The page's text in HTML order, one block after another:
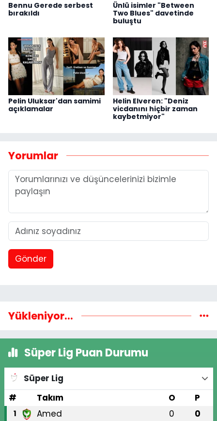
Bennu Gerede serbest
bırakıldı
Ünlü isimler "Between
Two Blues" davetinde
buluştu
Pelin Uluksar'dan samimi
açıklamalar
Helin Elveren: "Deniz
vicdanını hiçbir zaman
kaybetmiyor"
Yorumlar
Gönder
Yükleniyor...
Süper Lig Puan Durumu
Süper Lig
#
Takım O P
1 Amed 0 0